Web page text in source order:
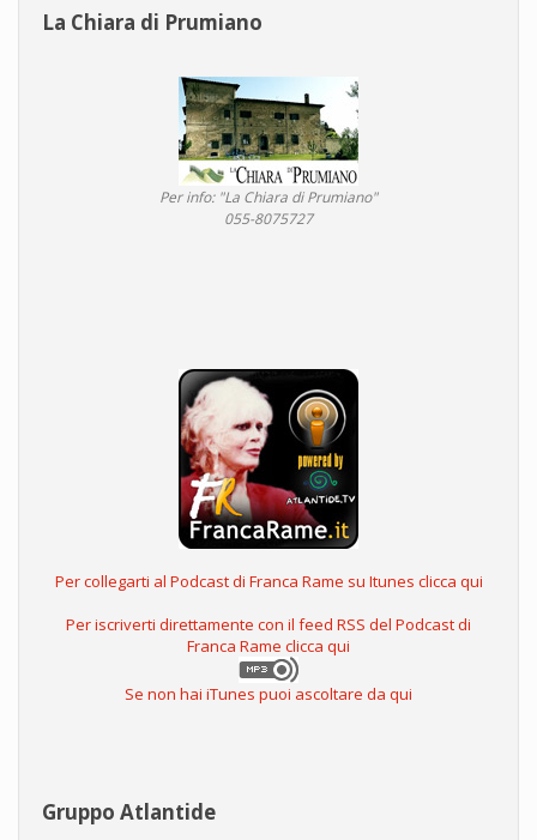
La Chiara di Prumiano
Per info: "La Chiara di Prumiano"
055-8075727
Per collegarti al Podcast di Franca Rame su Itunes clicca qui
Per iscriverti direttamente con il feed RSS del Podcast di
Franca Rame clicca qui
Se non hai iTunes puoi ascoltare da qui
Gruppo Atlantide